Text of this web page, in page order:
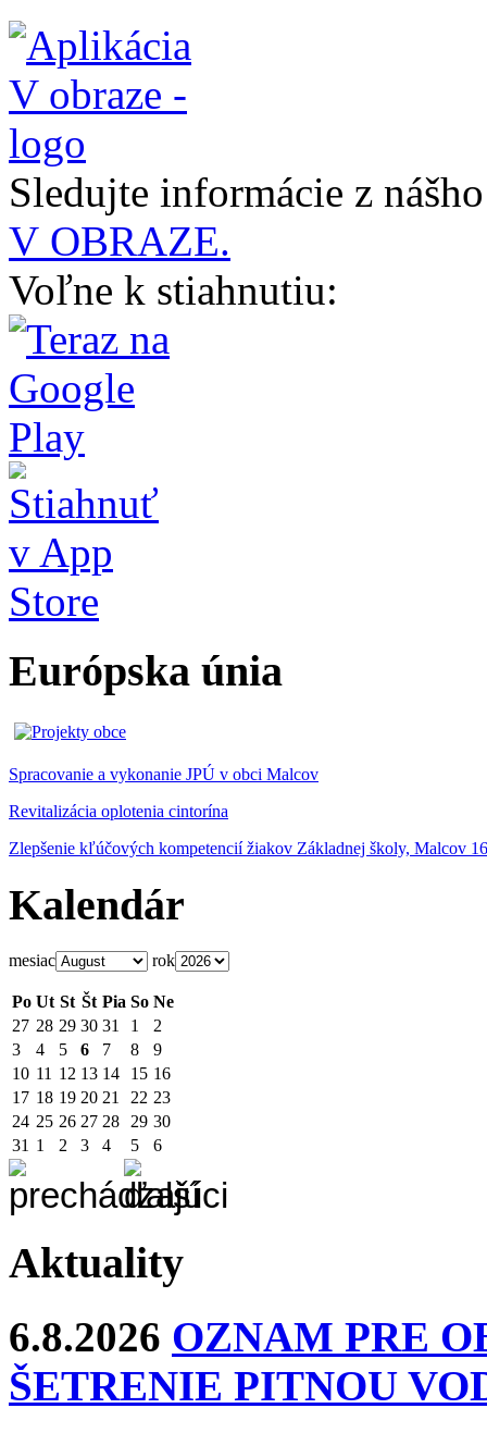
Sledujte informácie z
V OBRAZE.
Voľne k stiahnutiu:
Európska únia
Spracovanie a vykonanie JPÚ v obci Malcov
Revitalizácia oplotenia cintorína
Zlepšenie kľúčových kompetencií žiakov Základnej školy, Malcov 16
Kalendár
mesiac rok
Po Ut St Št Pia So Ne
27 28 29 30 31 1
2
3
4 5 6 7 8
9
10 11 12 13 14 15 16
17 18 19 20 21 22 23
24 25 26 27 28 29 30
31 1 2 3 4 5 6
Aktuality
6.8.2026 OZNAM PRE
ŠETRENIE PITNOU